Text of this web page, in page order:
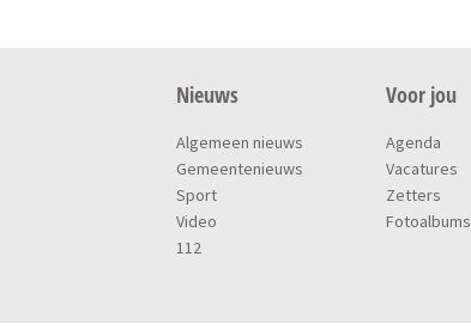
Nieuws
Algemeen nieuws
Gemeentenieuws
Sport
Video
112
Voor jou
Agenda
Vacatures
Zetters
Fotoalbums